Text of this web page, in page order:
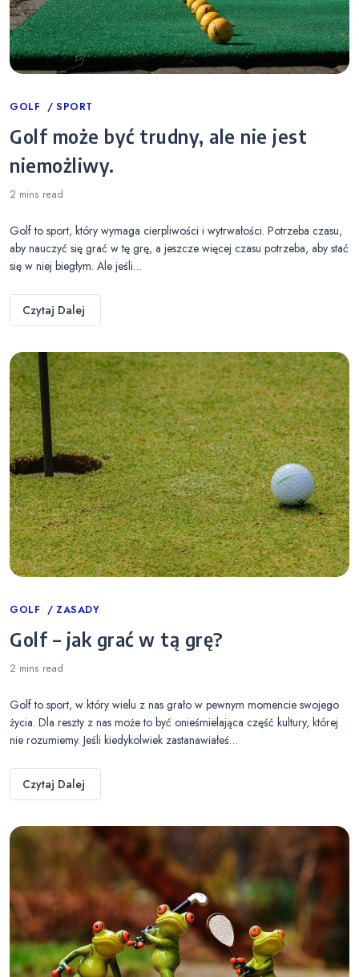
Categories
GOLF SPORT
Golf może być trudny, ale nie jest
niemożliwy.
2 mins read
Golf to sport, który wymaga cierpliwości i wytrwałości. Potrzeba czasu,
aby nauczyć się grać w tę grę, a jeszcze więcej czasu potrzeba, aby stać
się w niej biegłym. Ale jeśli…
Czytaj Dalej
Categories
GOLF ZASADY
Golf – jak grać w tą grę?
2 mins read
Golf to sport, w który wielu z nas grało w pewnym momencie swojego
życia. Dla reszty z nas może to być onieśmielająca część kultury, której
nie rozumiemy. Jeśli kiedykolwiek zastanawiałeś…
Czytaj Dalej